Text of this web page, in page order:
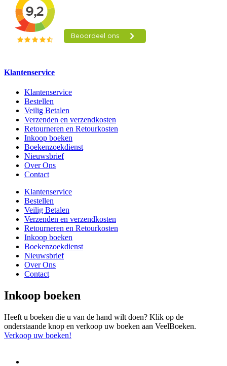
Klantenservice
Klantenservice
Bestellen
Veilig Betalen
Verzenden en verzendkosten
Retourneren en Retourkosten
Inkoop boeken
Boekenzoekdienst
Nieuwsbrief
Over Ons
Contact
Klantenservice
Bestellen
Veilig Betalen
Verzenden en verzendkosten
Retourneren en Retourkosten
Inkoop boeken
Boekenzoekdienst
Nieuwsbrief
Over Ons
Contact
Inkoop boeken
Heeft u boeken die u van de hand wilt doen? Klik op de
onderstaande knop en verkoop uw boeken aan VeelBoeken.
Verkoop uw boeken!